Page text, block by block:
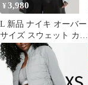
¥ 3,980
L 新品 ナイキ オーバー
サイズ スウェット カー
ディガン ドロップ